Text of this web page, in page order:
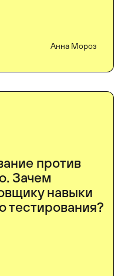
Анна Мороз
против
Зачем
навыки
тестирования?